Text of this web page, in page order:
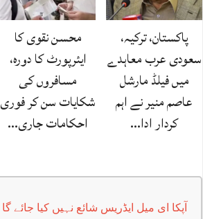
پاکستان، ترکیہ،
سعودی عرب معاہدے
میں فیلڈ مارشل
عاصم منیر نے اہم
کردار ادا…
محسن نقوی کا
ایئرپورٹ کا دورہ،
مسافروں کی
شکایات سن کر فوری
احکامات جاری…
آپکا ای میل ایڈریس شائع نہیں کیا جائے گا